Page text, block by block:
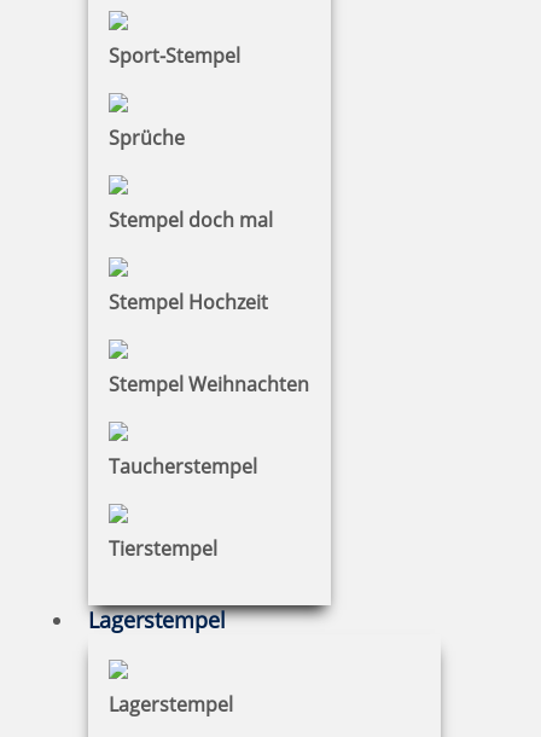
Sport-Stempel
Sprüche
Stempel doch mal
Stempel Hochzeit
Stempel Weihnachten
Taucherstempel
Tierstempel
Lagerstempel
Lagerstempel